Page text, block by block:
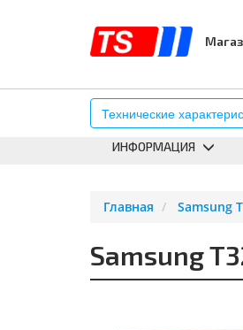
ТехническиеКАТАЛОГ
ИНФОРМАЦИЯ
Главная Samsung
Samsung